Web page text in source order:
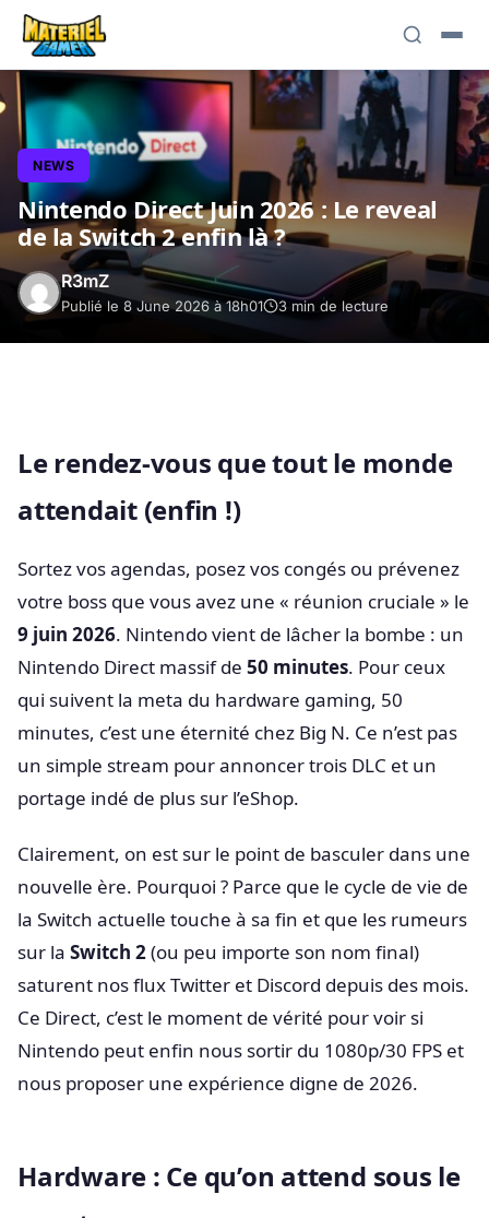
NEWS
Nintendo Direct Juin 2026 : Le reveal
de la Switch 2 enfin là ?
R3mZ
Publié le 8 June 2026 à 18h01 3 min de lecture
Le rendez-vous que tout le monde
attendait (enfin !)
Sortez vos agendas, posez vos congés ou prévenez
votre boss que vous avez une « réunion cruciale » le
9 juin 2026. Nintendo vient de lâcher la bombe : un
Nintendo Direct massif de 50 minutes. Pour ceux
qui suivent la meta du hardware gaming, 50
minutes, c’est une éternité chez Big N. Ce n’est pas
un simple stream pour annoncer trois DLC et un
portage indé de plus sur l’eShop.
Clairement, on est sur le point de basculer dans une
nouvelle ère. Pourquoi ? Parce que le cycle de vie de
la Switch actuelle touche à sa fin et que les rumeurs
sur la Switch 2(ou peu importe son nom final)
saturent nos flux Twitter et Discord depuis des mois.
Ce Direct, c’est le moment de vérité pour voir si
Nintendo peut enfin nous sortir du 1080p/30 FPS et
nous proposer une expérience digne de 2026.
Hardware : Ce qu’on attend sous le